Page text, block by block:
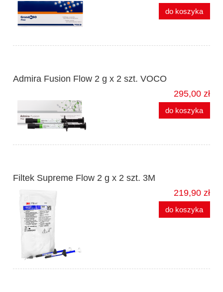
do koszyka
Admira Fusion Flow 2 g x 2 szt. VOCO
295,00 zł
do koszyka
Filtek Supreme Flow 2 g x 2 szt. 3M
219,90 zł
do koszyka